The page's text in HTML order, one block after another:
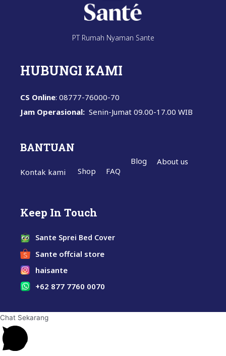
PT Rumah Nyaman Sante
HUBUNGI KAMI
CS Online: 08777-76000-70
Jam Operasional: Senin-Jumat 09.00-17.00 WIB
BANTUAN
Kontak kami Shop FAQ
Blog About us
Keep In Touch
Sante Sprei Bed Cover
Sante offcial store
haisante
+62 877 7760 0070
Chat Sekarang